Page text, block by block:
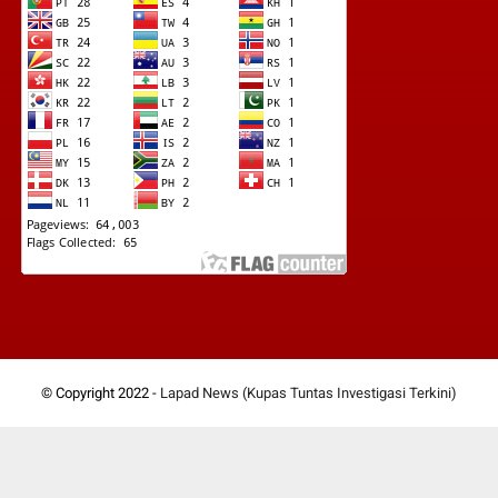
© Copyright 2022 - Lapad News (Kupas Tuntas Investigasi Terkini)